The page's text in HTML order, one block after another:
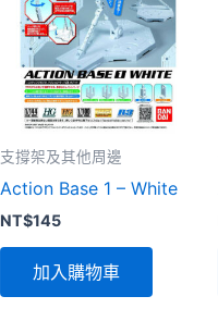
支撐架及其他周邊
Action Base 1 – White
NT$145
加入購物車